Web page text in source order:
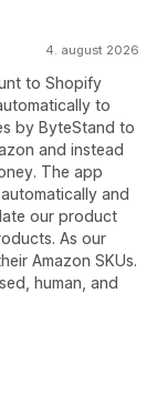
4. august 2026
to Shopify
to
by ByteStand to
and instead
The app
and
our product
As our
Amazon SKUs.
human, and